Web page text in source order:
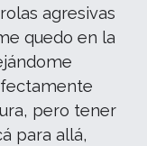
agresivas
quedo en la
pero tener
para allá,